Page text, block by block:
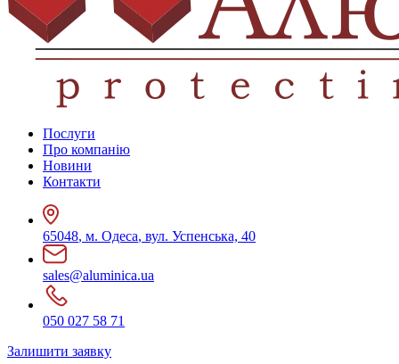
Послуги
Про компанію
Новини
Контакти
65048, м. Одеса, вул. Успенська, 40
sales@aluminica.ua
050 027 58 71
Залишити заявку